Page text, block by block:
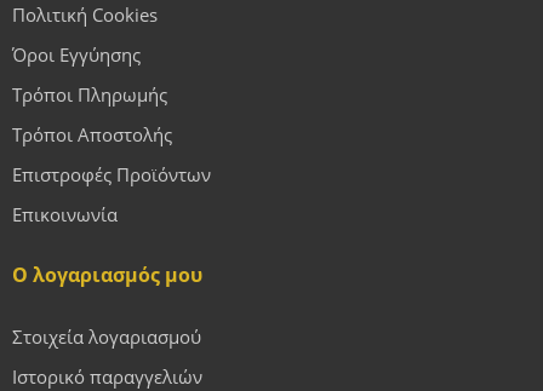
Πολιτική Cookies
Όροι Εγγύησης
Τρόποι Πληρωμής
Τρόποι Αποστολής
Επιστροφές Προϊόντων
Επικοινωνία
Ο λογαριασμός μου
Στοιχεία λογαριασμού
Ιστορικό παραγγελιών